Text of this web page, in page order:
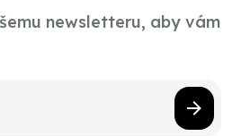
newsletteru, aby vám